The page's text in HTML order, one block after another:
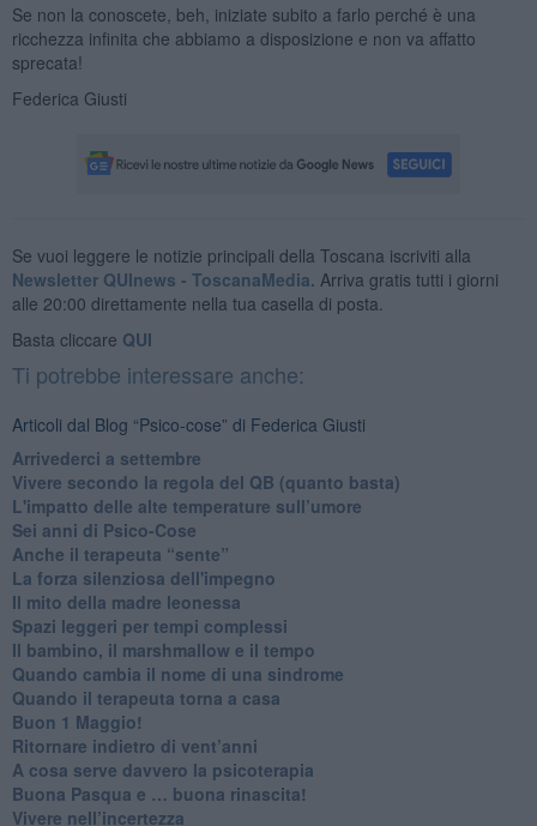
Se non la conoscete, beh, iniziate subito a farlo perché è una
ricchezza infinita che abbiamo a disposizione e non va affatto
sprecata!
Federica Giusti
Se vuoi leggere le notizie principali della Toscana iscriviti alla
Newsletter QUInews - ToscanaMedia. Arriva gratis tutti i giorni
alle 20:00 direttamente nella tua casella di posta.
Basta cliccare QUI
Ti potrebbe interessare anche:
Articoli dal Blog “Psico-cose” di Federica Giusti
​Arrivederci a settembre
​Vivere secondo la regola del QB (quanto basta)
​L'impatto delle alte temperature sull’umore
Sei anni di Psico-Cose
​Anche il terapeuta “sente”
​La forza silenziosa dell'impegno
​Il mito della madre leonessa
Spazi leggeri per tempi complessi
Il bambino, il marshmallow e il tempo
​Quando cambia il nome di una sindrome
​Quando il terapeuta torna a casa
​Buon 1 Maggio!
Ritornare indietro di vent’anni
​A cosa serve davvero la psicoterapia
​Buona Pasqua e … buona rinascita!
​Vivere nell’incertezza